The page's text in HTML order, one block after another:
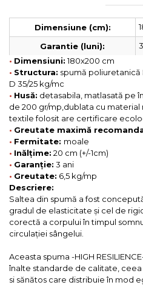
Dimensiune (cm):
Garantie (luni):
• Dimensiuni:180x200 cm
• Structura: spumă poliuretanică
D 35/25 kg/mc
• Husă: detasabila, matlasată pe
de 200 gr/mp,dublata cu material
textile folosit are certificare
• Greutate maximă
• Fermitate: moale
• Inălțime: 20 cm (+/-1cm)
• Garanție: 3 ani
• Greutate: 6,5 kg/mp
Descriere:
Saltea din spumă a fost
gradul de elasticitate și cel de
corectă a corpului în timpul
circulației sângelui.
Aceasta spuma -HIGH
înalte standarde de calitate,
si sănătos care distribuie în mod